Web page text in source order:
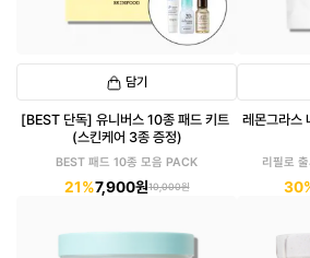
담기
[BEST 단독] 유니버스 10종 패드 키트
(스킨케어 3종 증정)
BEST 패드 10종 모음 PACK
21%7,900원10,000원
레몬그라스
리필로